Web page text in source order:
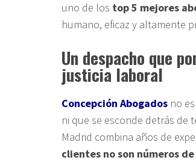
uno de los top 5 mejores
humano, eficaz y altamente
Un despacho que
justicia laboral
Concepción Abogados no
ni que se esconde detrás de
Madrid combina años de
clientes no son números